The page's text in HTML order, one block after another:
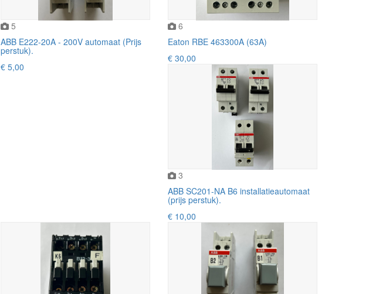
5
ABB E222-20A - 200V automaat (Prijs
perstuk).
€ 5,00
6
Eaton RBE 463300A (63A)
€ 30,00
3
ABB SC201-NA B6 installatieautomaat
(prijs perstuk).
€ 10,00